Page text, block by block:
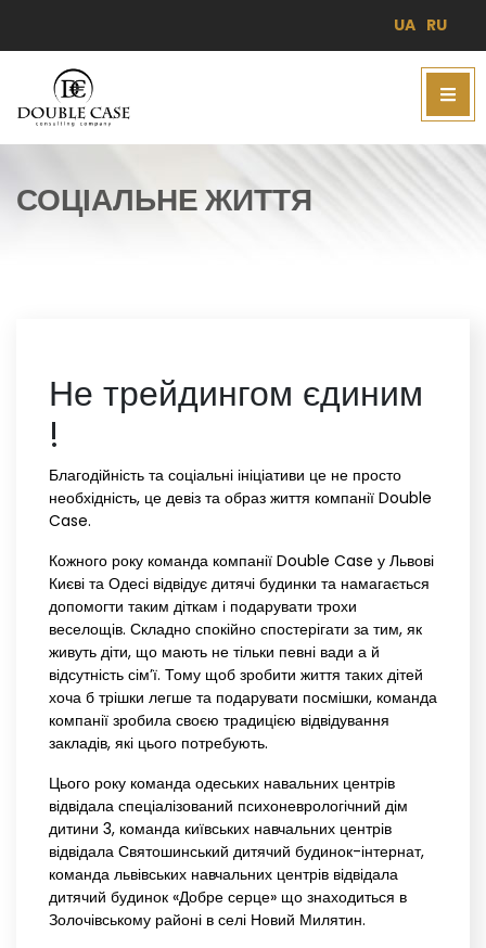
UA RU
СОЦІАЛЬНЕ ЖИТТЯ
Не трейдингом єдиним
!
Благодійність та соціальні ініціативи це не просто
необхідність, це девіз та образ життя компанії Double
Case.
Кожного року команда компанії Double Case у Львові
Києві та Одесі відвідує дитячі будинки та намагається
допомогти таким діткам і подарувати трохи
веселощів. Складно спокійно спостерігати за тим, як
живуть діти, що мають не тільки певні вади а й
відсутність сім’ї. Тому щоб зробити життя таких дітей
хоча б трішки легше та подарувати посмішки, команда
компанії зробила своєю традицією відвідування
закладів, які цього потребують.
Цього року команда одеських навальних центрів
відвідала спеціалізований психоневрологічний дім
дитини 3, команда київських навчальних центрів
відвідала Святошинський дитячий будинок-інтернат,
команда львівських навчальних центрів відвідала
дитячий будинок «Добре серце» що знаходиться в
Золочівському районі в селі Новий Милятин.